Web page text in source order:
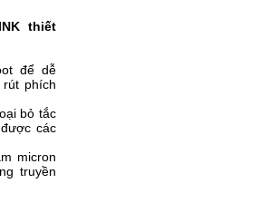
thiết
để dễ
phích
bỏ tắc
các
micron
truyền